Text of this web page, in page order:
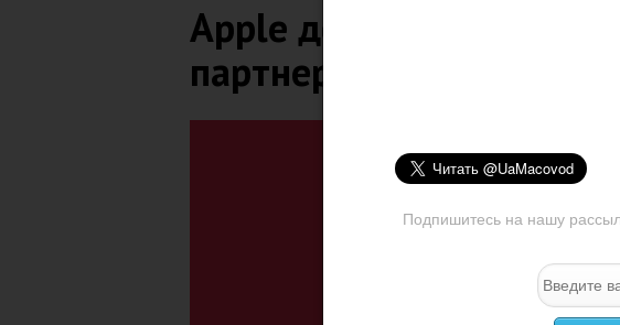
Подпишитесь на нашу
Apple добавляет Apple
партнерскую программу